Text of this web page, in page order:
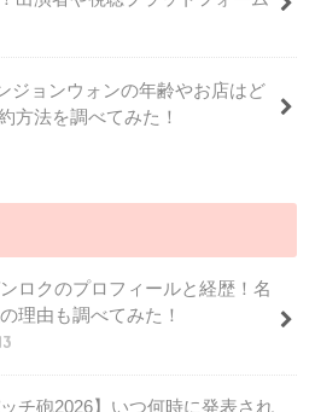
ジョンウォンの年齢やお店はど
方法を調べてみた！
ロクのプロフィールと経歴！名
理由も調べてみた！
ッチ砲2026】いつ何時に発表され